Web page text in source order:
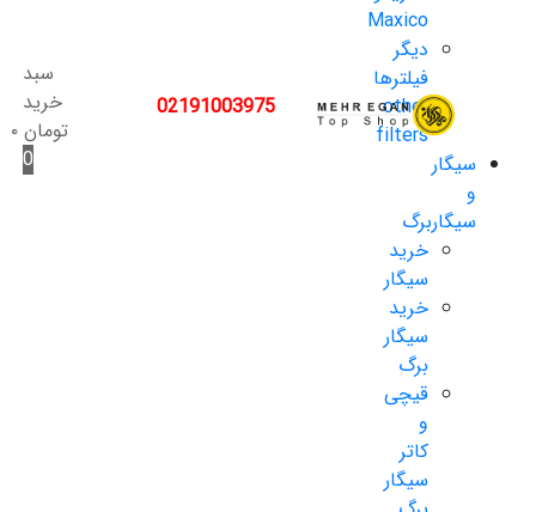
Maxico
دیگر
فیلترها
other
filters
سیگار
و
سیگاربرگ
خرید
سیگار
خرید
سیگار
برگ
قیچی
و
کاتر
سیگار
02191003975
سبد
خرید
تومان۰
0